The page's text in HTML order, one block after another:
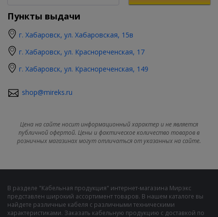
Пункты выдачи
г. Хабаровск, ул. Хабаровская, 15в
г. Хабаровск, ул. Краснореченская, 17
г. Хабаровск, ул. Краснореченская, 149
shop@mireks.ru
Цена на сайте носит информационный характер и не является
публичной офертой. Цены и фактическое количество товаров в
розничных магазинах могут отличаться от указанных на сайте.
В разделе "Кабельная продукция" интернет-магазина Мирэкс
представлен широкий ассортимент товаров. В нашем каталоге вы
найдете различные кабеля с различными техническими
характеристиками. Заказать кабельную продукцию с доставкой по